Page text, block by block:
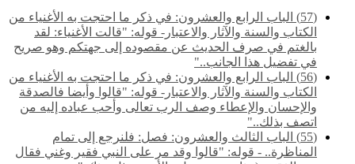
(57) الباب الرابع والعشرون: في ذكر ما احتجت به الأغنياء من
الكتاب والسنة والآثار والاعتبار- قوله: "قالت الأغنياء: لقد
بالغتم في صرف الحديث عن مقصوده إلى جهتكم وهو صريح
في تفضيل هذا الجانب.."
(56) الباب الرابع والعشرون: في ذكر ما احتجت به الأغنياء من
الكتاب والسنة والآثار والاعتبار- قوله: "قالوا وأيضا فالصدقة
والإحسان والإعطاء وصف الرب تعالى وأحب عباده إليه من
اتصف بذلك.."
(55) ‌‌الباب الثالث والعشرون: فصل: فلنرجع إلى تمام
المناظرة.. - قوله: "قالوا وقد مر على النبي فقير وغني فقال